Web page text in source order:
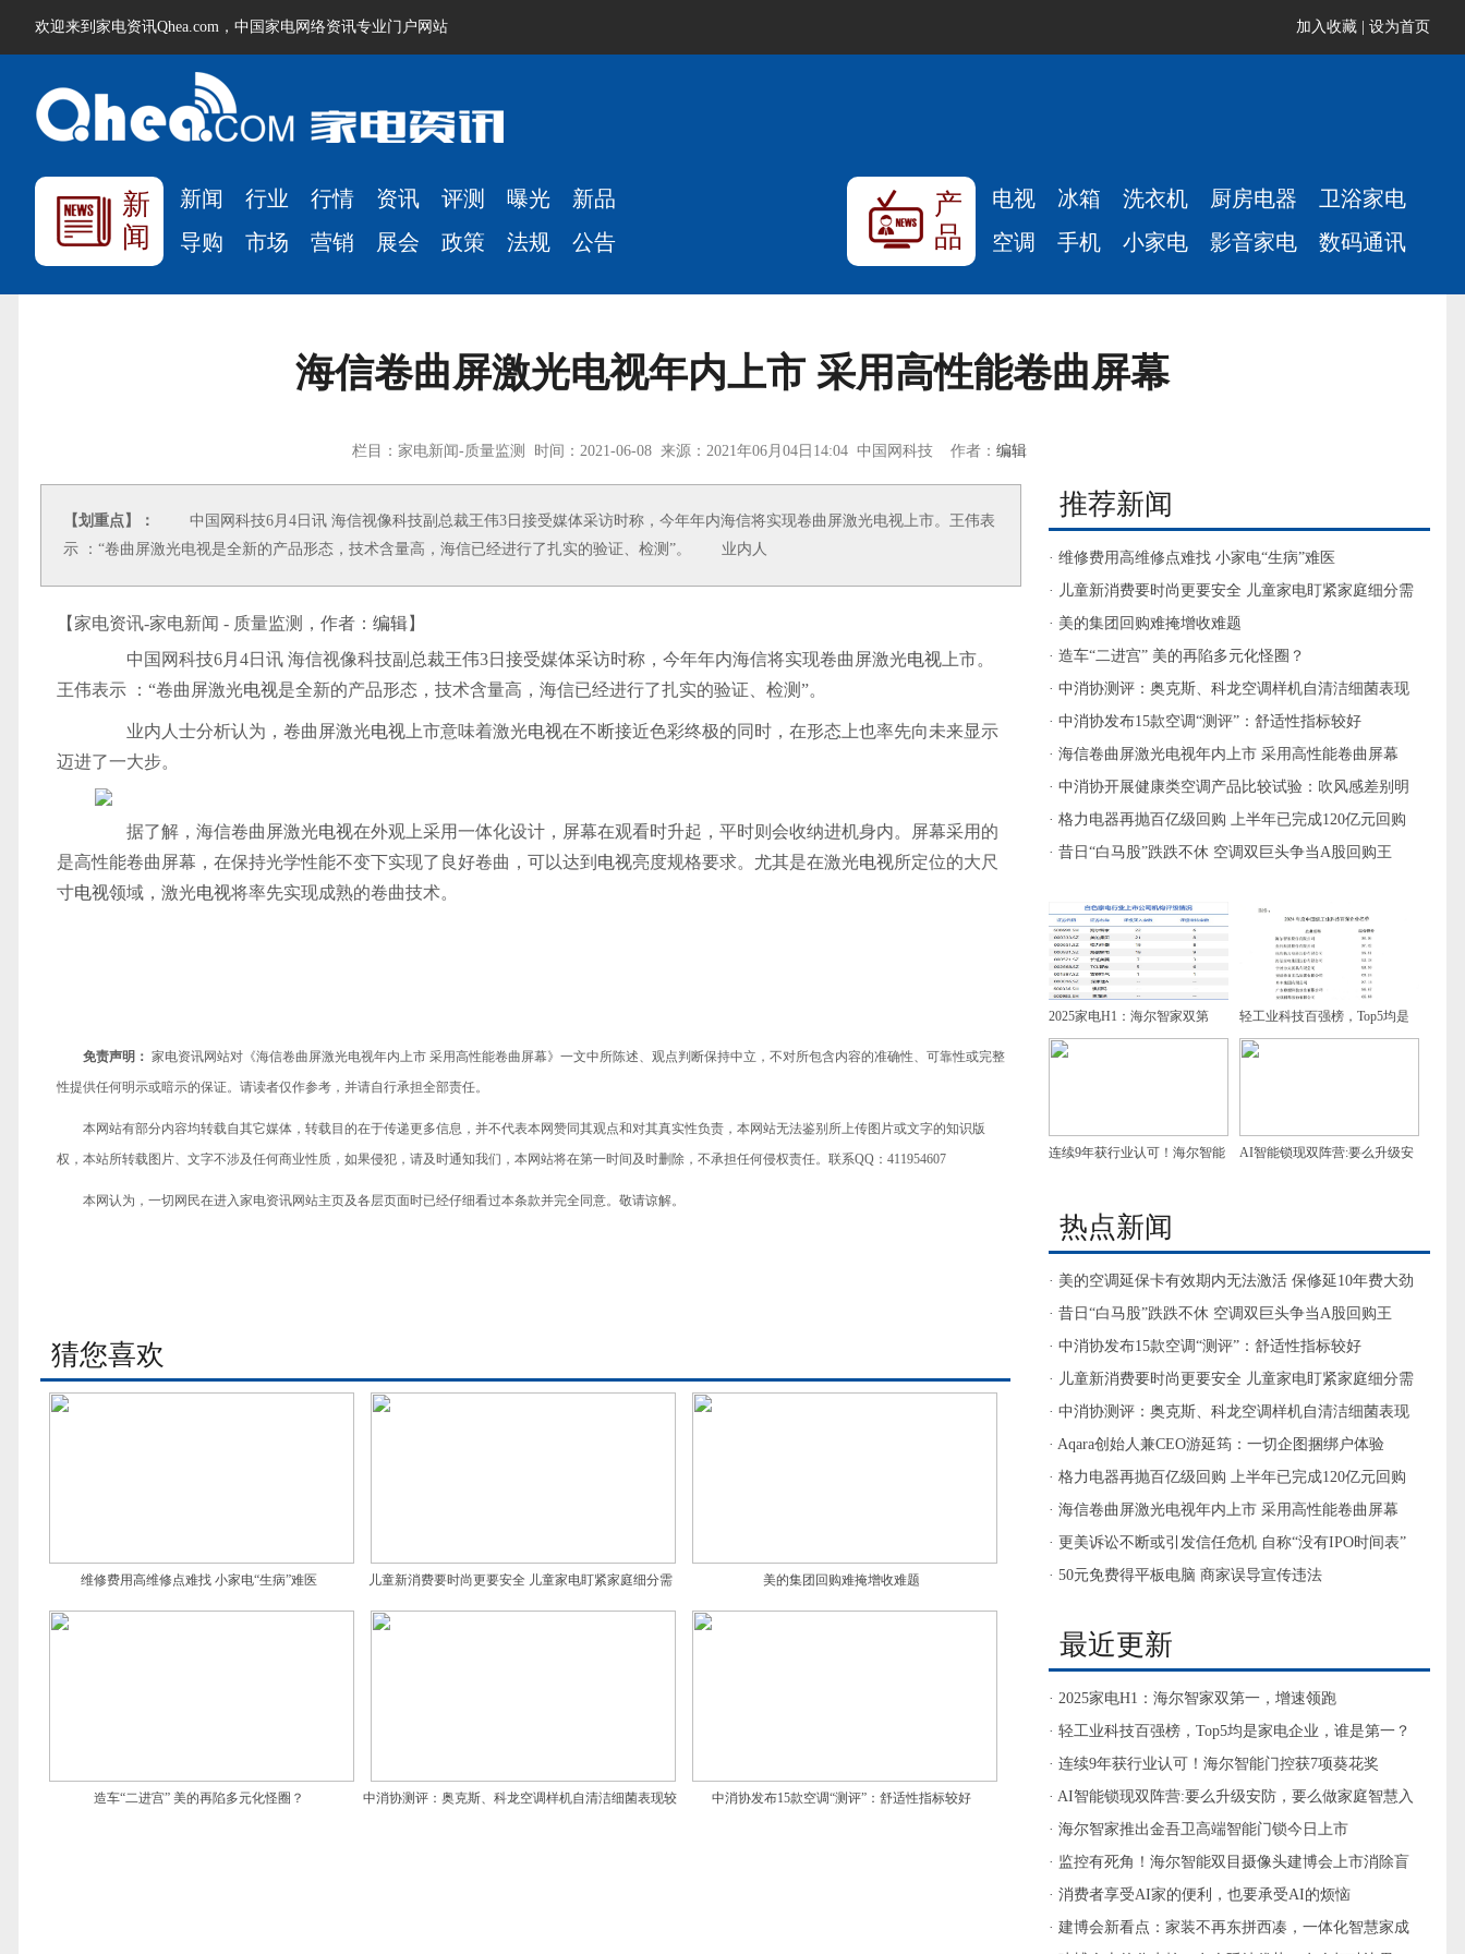
欢迎来到家电资讯Qhea.com，中国家电网络资讯专业门户网站 加入收藏 设为首页
新
闻
新闻 行业 行情 资讯 评测 曝光
新品
导购
市场 营销 展会 政策 法规 公告
产
品
电视 冰箱 洗衣机 厨房电器
卫浴家电
空调
手机 小家电 影音家电 数码通讯
海信卷曲屏激光电视年内上市 采用高性能卷曲屏幕
栏目：家电新闻-质量监测 时间：2021-06-08 来源：2021年06月04日14:04 中国网科技 作者： 编辑
【划重点】：
中国网科技6月4日讯 海信视像科技副总裁王伟3日接受媒体采访时称，今年年内海信将实现卷曲屏激光电视上市。王伟表
示 ：“卷曲屏激光电视是全新的产品形态，技术含量高，海信已经进行了扎实的验证、检测”。 业内人
【家电资讯-家电新闻 - 质量监测，作者： 编辑】
中国网科技6月4日讯 海信视像科技副总裁王伟3日接受媒体采访时称，今年年内海信将实现卷曲屏激光电视 上市。
王伟表示 ：“卷曲屏激光电视是全新的产品形态，技术含量高，海信已经进行了扎实的验证、检测”。
业内人士分析认为，卷曲屏激光电视 上市意味着激光电视在不断接近色彩终极的同时，在形态上也率先向未来显示
迈进了一大步。
据了解，海信卷曲屏激光电视在外观上采用一体化设计，屏幕在观看时升起，平时则会收纳进机身内。屏幕采用的
是高性能卷曲屏幕，在保持光学性能不变下实现了良好卷曲，可以达到 电视亮度规格要求。尤其是在激光电视所定位的大尺
寸电视领域，激光电视将率先实现成熟的卷曲技术。
免责声明： 家电资讯网站对《海信卷曲屏激光电视年内上市 采用高性能卷曲屏幕》一文中所陈述、观点判断保持中立，不对所包含内容的准确性、可靠性或完整
性提供任何明示或暗示的保证。请读者仅作参考，并请自行承担全部责任。
本网站有部分内容均转载自其它媒体，转载目的在于传递更多信息，并不代表本网赞同其观点和对其真实性负责，本网站无法鉴别所上传图片或文字的知识版
权，本站所转载图片、文字不涉及任何商业性质，如果侵犯，请及时通知我们，本网站将在第一时间及时删除，不承担任何侵权责任。联系QQ：411954607
本网认为，一切网民在进入家电资讯网站主页及各层页面时已经仔细看过本条款并完全同意。敬请谅解。
猜您喜欢
维修费用高维修点难找 小家电“生病”难医 儿童新消费要时尚更要安全 儿童家电盯紧家庭细分需
求
美的集团回购难掩增收难题
造车“二进宫” 美的再陷多元化怪圈？ 中消协测评：奥克斯、科龙空调样机自清洁细菌表现较 中消协发布15款空调“测评”：舒适性指标较好
推荐新闻
· 维修费用高维修点难找 小家电“生病”难医
· 儿童新消费要时尚更要安全 儿童家电盯紧家庭细分需
求
· 美的集团回购难掩增收难题
· 造车“二进宫” 美的再陷多元化怪圈？
· 中消协测评：奥克斯、科龙空调样机自清洁细菌表现
较差
· 中消协发布15款空调“测评”：舒适性指标较好
· 海信卷曲屏激光电视年内上市 采用高性能卷曲屏幕
· 中消协开展健康类空调产品比较试验：吹风感差别明
显
· 格力电器再抛百亿级回购 上半年已完成120亿元回购
· 昔日“白马股”跌跌不休 空调双巨头争当A股回购王
2025家电H1：海尔智家双第
一，增速领跑
轻工业科技百强榜，Top5均是
家电企业，谁是第一？
连续9年获行业认可！海尔智能 AI智能锁现双阵营:要么升级安
热点新闻
· 美的空调延保卡有效期内无法激活 保修延10年费大劲
· 昔日“白马股”跌跌不休 空调双巨头争当A股回购王
· 中消协发布15款空调“测评”：舒适性指标较好
· 儿童新消费要时尚更要安全 儿童家电盯紧家庭细分需
求
· 中消协测评：奥克斯、科龙空调样机自清洁细菌表现
较差
· Aqara创始人兼CEO游延筠：一切企图捆绑户体验
的“入口”为都将被户抛弃
· 格力电器再抛百亿级回购 上半年已完成120亿元回购
· 海信卷曲屏激光电视年内上市 采用高性能卷曲屏幕
· 更美诉讼不断或引发信任危机 自称“没有IPO时间表”
· 50元免费得平板电脑 商家误导宣传违法
最近更新
· 2025家电H1：海尔智家双第一，增速领跑
· 轻工业科技百强榜，Top5均是家电企业，谁是第一？
· 连续9年获行业认可！海尔智能门控获7项葵花奖
· AI智能锁现双阵营:要么升级安防，要么做家庭智慧入
口
· 海尔智家推出金吾卫高端智能门锁今日上市
· 监控有死角！海尔智能双目摄像头建博会上市消除盲
区
· 消费者享受AI家的便利，也要承受AI的烦恼
· 建博会新看点：家装不再东拼西凑，一体化智慧家成